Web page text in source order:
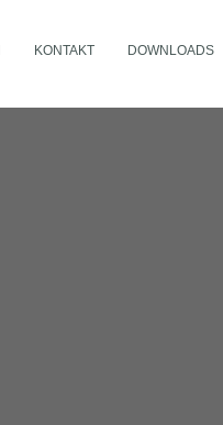
KONTAKT DOWNLOADS